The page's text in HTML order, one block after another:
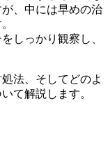
、中には早めの治
しっかり観察し、
法、そしてどのよ
て解説します。